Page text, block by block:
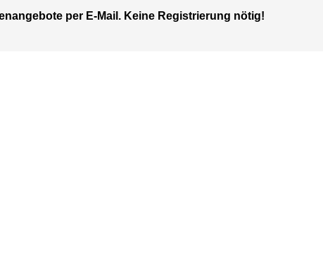
per E-Mail. Keine Registrierung nötig!